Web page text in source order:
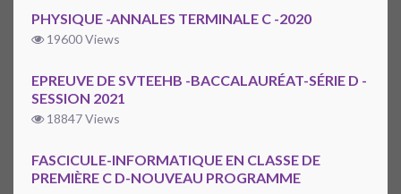
PHYSIQUE -ANNALES TERMINALE C -2020
19600 Views
EPREUVE DE SVTEEHB -BACCALAURÉAT-SÉRIE D -
SESSION 2021
18847 Views
FASCICULE-INFORMATIQUE EN CLASSE DE
PREMIÈRE C D-NOUVEAU PROGRAMME